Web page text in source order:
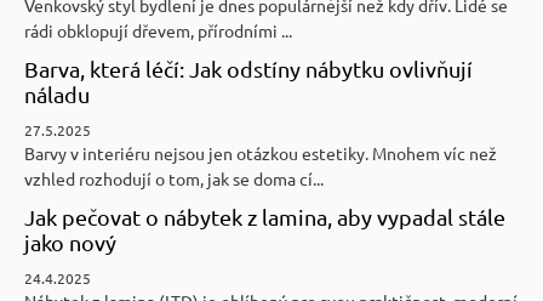
Venkovský styl bydlení je dnes populárnější než kdy dřív. Lidé se
rádi obklopují dřevem, přírodními ...
Barva, která léčí: Jak odstíny nábytku ovlivňují
náladu
27.5.2025
Barvy v interiéru nejsou jen otázkou estetiky. Mnohem víc než
vzhled rozhodují o tom, jak se doma cí...
Jak pečovat o nábytek z lamina, aby vypadal stále
jako nový
24.4.2025